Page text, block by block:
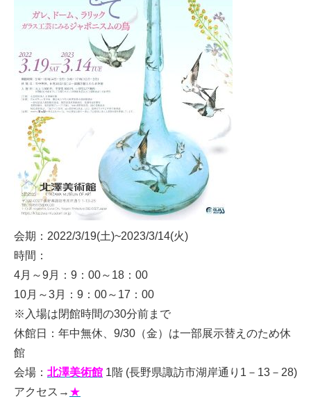
会期：2022/3/19(土)~2023/3/14(火)
時間：
4月～9月：9：00～18：00
10月～3月：9：00～17：00
※入場は閉館時間の30分前まで
休館日：年中無休、9/30（金）は一部展示替えのため休
館
会場： 北澤美術館 1階 (長野県諏訪市湖岸通り1－13－28)
アクセス→ ★